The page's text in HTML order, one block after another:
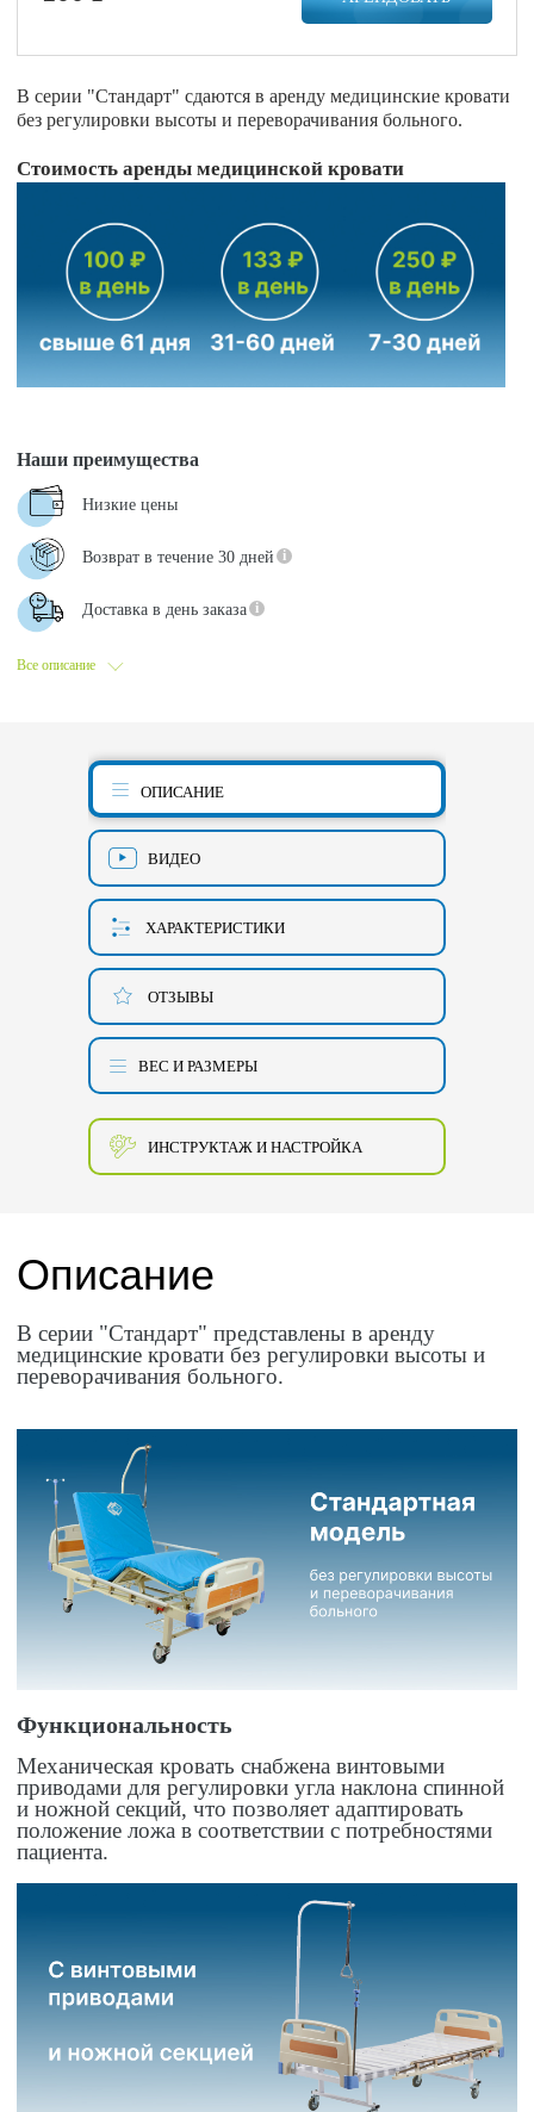
В серии "Стандарт" сдаются в аренду медицинские кровати
без регулировки высоты и переворачивания больного.
Стоимость аренды медицинской кровати
Все описание
Наши преимущества
Низкие цены
Возврат в течение 30 дней
Доставка в день заказа
ОПИСАНИЕ
ВИДЕО
ХАРАКТЕРИСТИКИ
ОТЗЫВЫ
ВЕС И РАЗМЕРЫ
ИНСТРУКТАЖ И НАСТРОЙКА
Описание
В серии "Стандарт" представлены в аренду
медицинские кровати без регулировки высоты и
переворачивания больного.
Функциональность
Механическая кровать снабжена винтовыми
приводами для регулировки угла наклона спинной
и ножной секций, что позволяет адаптировать
положение ложа в соответствии с потребностями
пациента.